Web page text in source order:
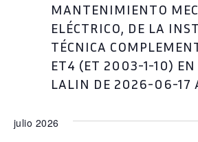
MANTENIMIENTO
ELÉCTRICO, DE LA
TÉCNICA
ET4 (ET 2003-1-10) EN
LALIN DE 2026-06-17
julio 2026